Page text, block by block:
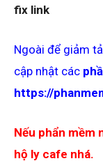
fix link
Ngoài để giảm
cập nhật các
https://
Nếu phẩn mềm
hộ ly cafe nhá.